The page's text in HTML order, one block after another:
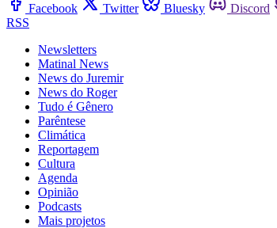
Facebook Twitter Bluesky Discord
RSS
Newsletters
Matinal News
News do Juremir
News do Roger
Tudo é Gênero
Parêntese
Climática
Reportagem
Cultura
Agenda
Opinião
Podcasts
Mais projetos